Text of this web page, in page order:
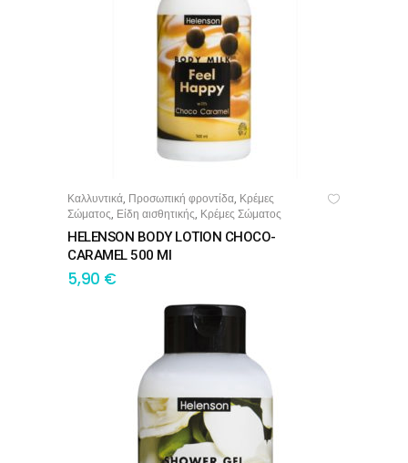
ΠΡΟΣΘΉΚΗ ΣΤΟ ΚΑΛΆΘΙ
Καλλυντικά, Προσωπική φροντίδα, Κρέμες
Σώματος, Είδη αισθητικής, Κρέμες Σώματος
HELENSON BODY LOTION CHOCO-
CARAMEL 500 Ml
5,90 €